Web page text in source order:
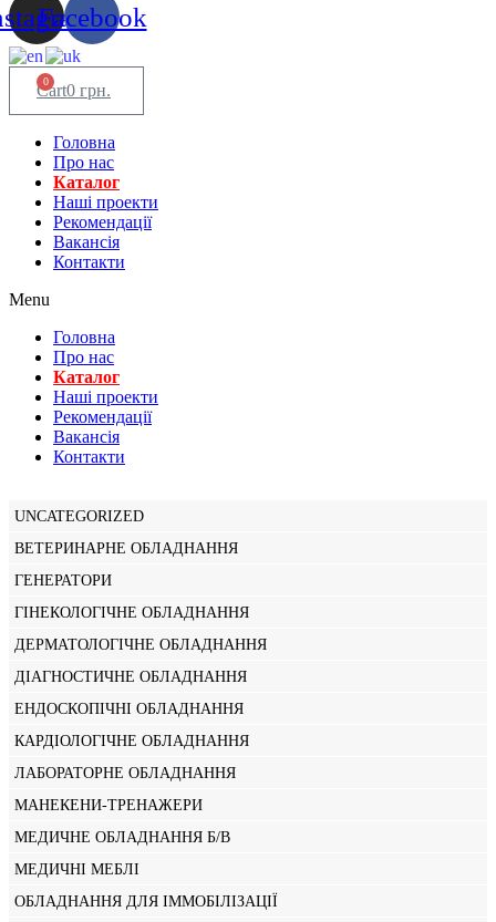
Facebook
0 грн.
0
Cart
Головна
Про нас
Каталог
Нашi проекти
Рекомендації
Вакансiя
Контакти
Menu
Головна
Про нас
Каталог
Нашi проекти
Рекомендації
Вакансiя
Контакти
UNCATEGORIZED
ВЕТЕРИНАРНЕ ОБЛАДНАННЯ
ГЕНЕРАТОРИ
ГІНЕКОЛОГІЧНЕ ОБЛАДНАННЯ
ДЕРМАТОЛОГІЧНЕ ОБЛАДНАННЯ
ДІАГНОСТИЧНЕ ОБЛАДНАННЯ
ЕНДОСКОПІЧНІ ОБЛАДНАННЯ
КАРДІОЛОГІЧНЕ ОБЛАДНАННЯ
ЛАБОРАТОРНЕ ОБЛАДНАННЯ
МАНЕКЕНИ-ТРЕНАЖЕРИ
МЕДИЧНЕ ОБЛАДНАННЯ Б/В
МЕДИЧНІ МЕБЛІ
ОБЛАДНАННЯ ДЛЯ ІММОБІЛІЗАЦІЇ